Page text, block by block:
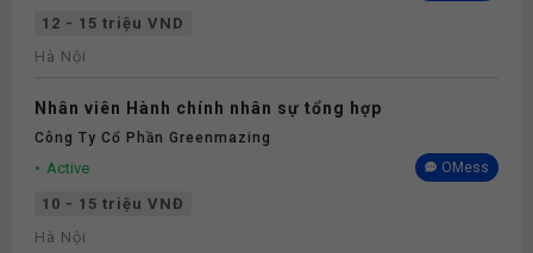
12 - 15 triệu VND
Hà Nội
Nhân viên Hành chính nhân sự tổng hợp
Công Ty Cổ Phần Greenmazing
Active OMess
10 - 15 triệu VNĐ
Hà Nội